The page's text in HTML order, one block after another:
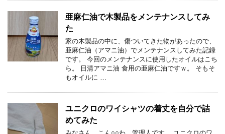
亜麻仁油で木製品をメンテナンスしてみ
た
家の木製品の中に、傷ついてきた物があったので、
亜麻仁油（アマニ油）でメンテナンスしてみた記録
です。 今回のメンテナンスに使用したオイルはこち
ら。 日清アマニ油 食用の亜麻仁油ですｗ。 そもそ
もオイルに …
ユニクロのワイシャツの着丈を自分で詰
めてみた